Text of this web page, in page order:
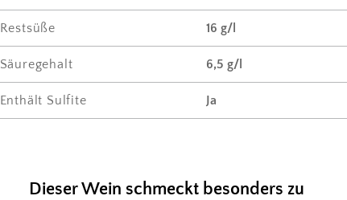
Restsüße 16 g/l
Säuregehalt 6,5 g/l
Enthält Sulfite Ja
Dieser Wein schmeckt besonders zu